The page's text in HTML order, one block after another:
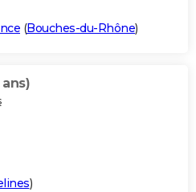
(Bouches-du-Rhône)
ans)
)